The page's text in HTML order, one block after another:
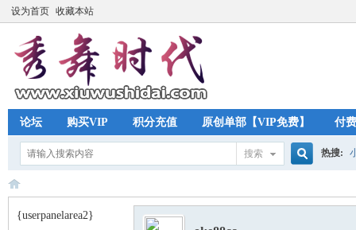
设为首页 收藏本站
论坛 购买VIP 积分充值 原创单部【VIP免费】 付
搜索 热搜:
{userpanelarea2}